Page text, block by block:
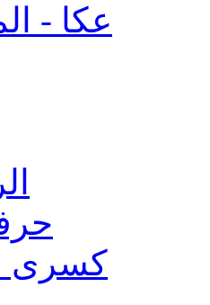
عكا -
كسرى